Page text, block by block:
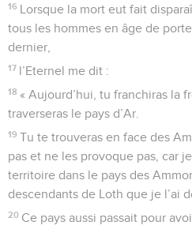
16 Lorsque la mort eut fait
tous les hommes en âge de
dernier,
17 l’Eternel me dit :
18 « Aujourd’hui, tu franchiras la
traverseras le pays d’Ar.
19 Tu te trouveras en face des
pas et ne les provoque pas, car
territoire dans le pays des
descendants de Loth que je l’ai
20 Ce pays aussi passait pour